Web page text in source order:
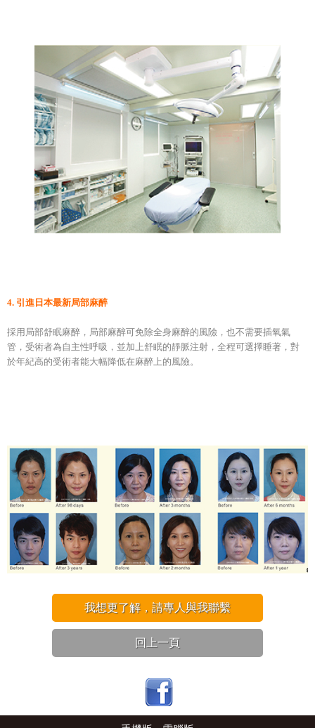
4. 引進日本最新局部麻醉
採用局部舒眠麻醉，局部麻醉可免除全身麻醉的風險，也不需要插氧氣
管，受術者為自主性呼吸，並加上舒眠的靜脈注射，全程可選擇睡著，對
於年紀高的受術者能大幅降低在麻醉上的風險。
我想更了解，請專人與我聯繫
回上一頁